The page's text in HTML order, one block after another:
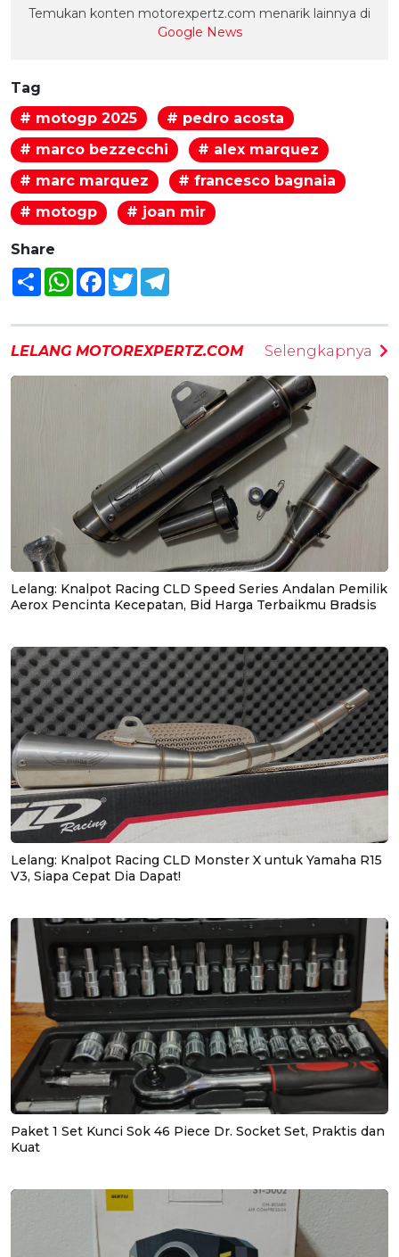
Temukan konten motorexpertz.com menarik lainnya di
Google News
Tag
# motogp 2025
# pedro acosta
# marco bezzecchi
# alex marquez
# marc marquez
# francesco bagnaia
# motogp
# joan mir
Share
Share WhatsAppFacebook
Twitter
LELANG MOTOREXPERTZ.COM Selengkapnya
Lelang: Knalpot Racing CLD Speed Series Andalan Pemilik
Aerox Pencinta Kecepatan, Bid Harga Terbaikmu Bradsis
Lelang: Knalpot Racing CLD Monster X untuk Yamaha R15
V3, Siapa Cepat Dia Dapat!
Paket 1 Set Kunci Sok 46 Piece Dr. Socket Set, Praktis dan
Kuat